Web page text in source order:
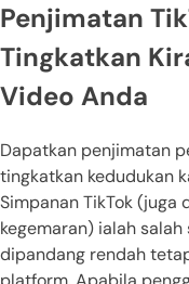
Penjimatan
Tingkatkan
Video Anda
Dapatkan penjimatan
tingkatkan kedudukan
Simpanan TikTok (juga
kegemaran) ialah
dipandang rendah